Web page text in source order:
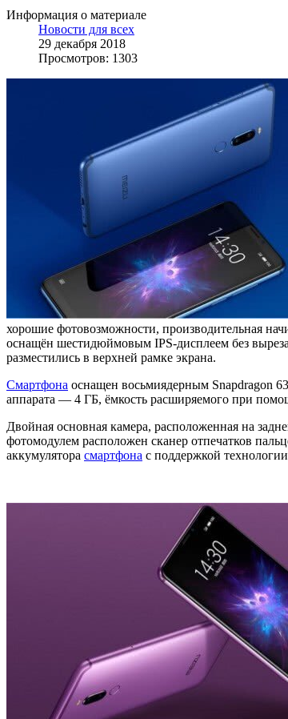
Информация о материале
Новости для всех
29 декабря 2018
Просмотров: 1303
хорошие фотовозможности, производительная
оснащён шестидюймовым IPS-дисплеем без
разместились в верхней рамке экрана.
Смартфона оснащен восьмиядерным Snapdragon
аппарата — 4 ГБ, ёмкость расширяемого при
Двойная основная камера, расположенная на
фотомодулем расположен сканер отпечатков
аккумулятора смартфона с поддержкой